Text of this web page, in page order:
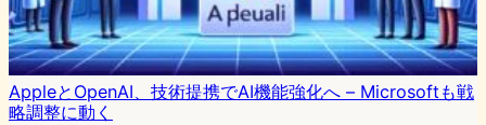
AppleとOpenAI、技術提携でAI機能強化へ – Microsoftも戦
略調整に動く